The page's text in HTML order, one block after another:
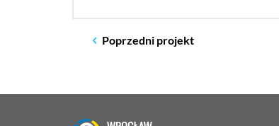
Poprzedni projekt